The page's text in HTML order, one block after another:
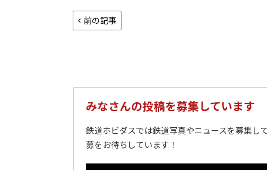
前の記事
みなさんの投稿を募集しています
鉄道ホビダスでは鉄道写真やニュースを募集し
募をお待ちしています！